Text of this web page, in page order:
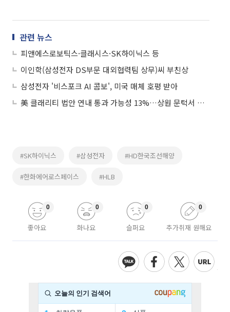
관련 뉴스
피앤에스로보틱스·클래시스·SK하이닉스 등
이인학(삼성전자 DS부문 대외협력팀 상무)씨 부친상
삼성전자 '비스포크 AI 콤보', 미국 매체 호평 받아
美 클래리티 법안 연내 통과 가능성 13%…상원 문턱서 제동
#SK하이닉스 #삼성전자 #HD한국조선해양
#한화에어로스페이스 #HLB
좋아요
0
화나요
0
슬퍼요
0
추가취재 원해요
0